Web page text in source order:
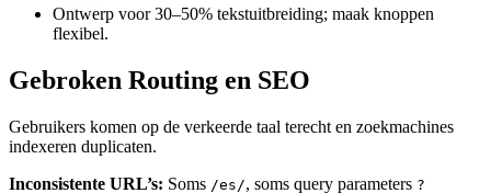
Ontwerp voor 30–50% tekstuitbreiding; maak knoppen
flexibel.
Gebroken Routing en SEO
Gebruikers komen op de verkeerde taal terecht en zoekmachines
indexeren duplicaten.
Inconsistente URL’s: Soms /es/, soms query parameters ?